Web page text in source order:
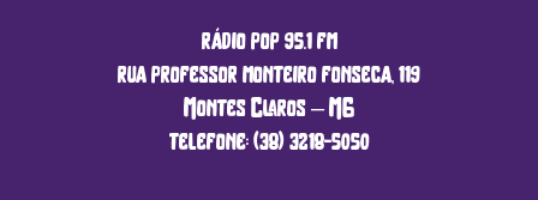
rádio pop 95.1 fm
rua professor monteiro fonseca, 119
Montes Claros – MG
telefone: (38) 3218-5050